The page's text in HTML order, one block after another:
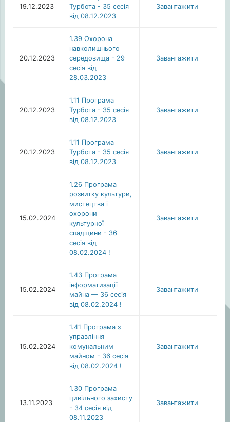
19.12.2023
Турбота - 35 сесія
від 08.12.2023
Завантажити
20.12.2023
1.39 Охорона
навколишнього
середовища - 29
сесія від
28.03.2023
Завантажити
20.12.2023
1.11 Програма
Турбота - 35 сесія
від 08.12.2023
Завантажити
20.12.2023
1.11 Програма
Турбота - 35 сесія
від 08.12.2023
Завантажити
15.02.2024
1.26 Програма
розвитку культури,
мистецтва i
охорони
культурної
спадщини - 36
сесія від
08.02.2024 !
Завантажити
15.02.2024
1.43 Програма
інформатизації
майна — 36 сесія
від 08.02.2024 !
Завантажити
15.02.2024
1.41 Програма з
управління
комунальним
майном - 36 сесія
від 08.02.2024 !
Завантажити
13.11.2023
1.30 Програма
цивільного захисту
- 34 сесія від
08.11.2023
Завантажити